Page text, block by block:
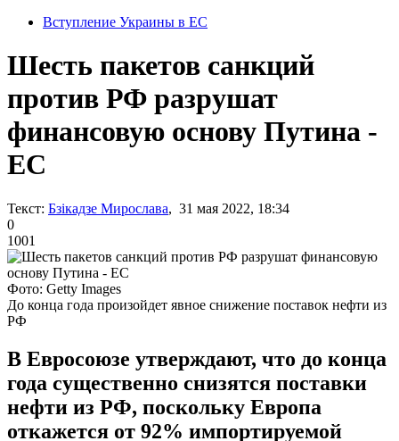
Вступление Украины в ЕС
Шесть пакетов санкций
против РФ разрушат
финансовую основу Путина -
ЕС
Текст: Бзікадзе Мирослава, 31 мая 2022, 18:34
0
1001
Фото: Getty Images
До конца года произойдет явное снижение поставок нефти из
РФ
В Евросоюзе утверждают, что до конца
года существенно снизятся поставки
нефти из РФ, поскольку Европа
откажется от 92% импортируемой